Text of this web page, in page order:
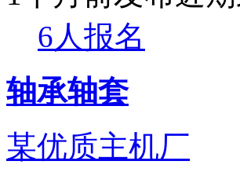
6人报名
轴承轴套
某优质主机厂